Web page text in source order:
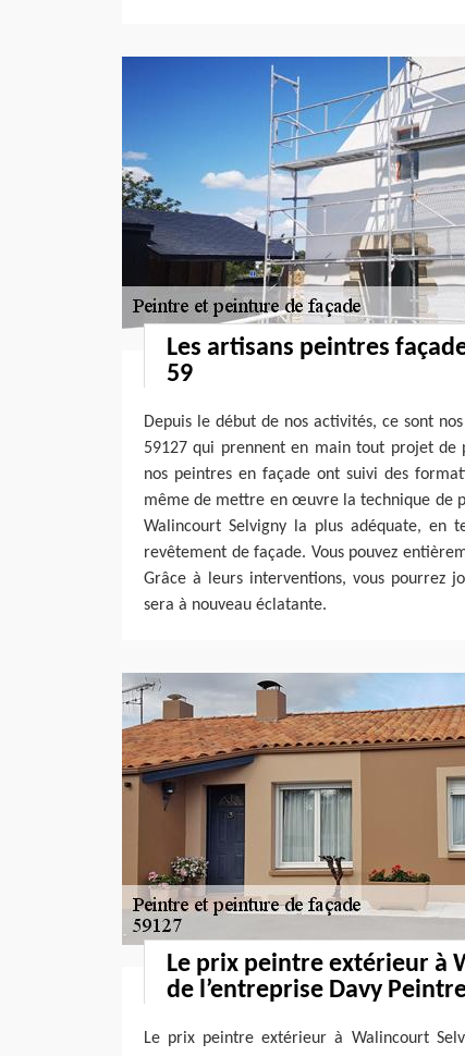
Les artisans peintres
59
Depuis le début de nos activités, ce sont
59127 qui prennent en main tout projet de
nos peintres en façade ont suivi des
même de mettre en œuvre la technique de
Walincourt Selvigny la plus adéquate, en
revêtement de façade. Vous pouvez
Grâce à leurs interventions, vous pourrez
sera à nouveau éclatante.
Le prix peintre extérieur à
de l’entreprise Davy
Le prix peintre extérieur à Walincourt